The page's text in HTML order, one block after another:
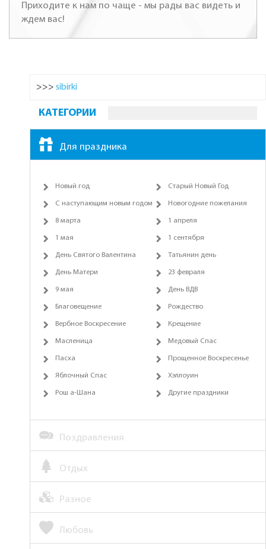
Приходите к нам по чаще - мы рады вас видеть и
ждем вас!
>>> sibirki
КАТЕГОРИИ
Для праздника
Новый год Старый Новый Год
С наступающим новым годом Новогодние пожелания
8 марта 1 апреля
1 мая 1 сентября
День Святого Валентина Татьянин день
День Матери 23 февраля
9 мая День ВДВ
Благовещение Рождество
Вербное Воскресение Крещение
Масленица Медовый Спас
Пасха Прощенное Воскресенье
Яблочный Спас Хэллоуин
Рош а-Шана Другие праздники
Поздравления
Отдых
Разное
Любовь